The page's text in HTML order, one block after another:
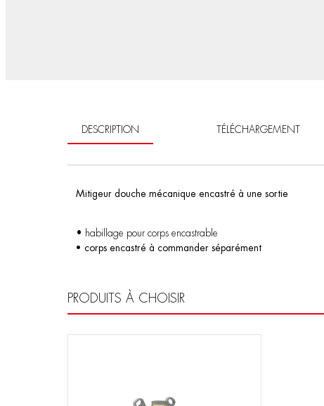
DESCRIPTION TÉLÉCHARGEMENT
Mitigeur douche mécanique encastré à une sortie
• habillage pour corps encastrable
• corps encastré à commander séparément
PRODUITS À CHOISIR